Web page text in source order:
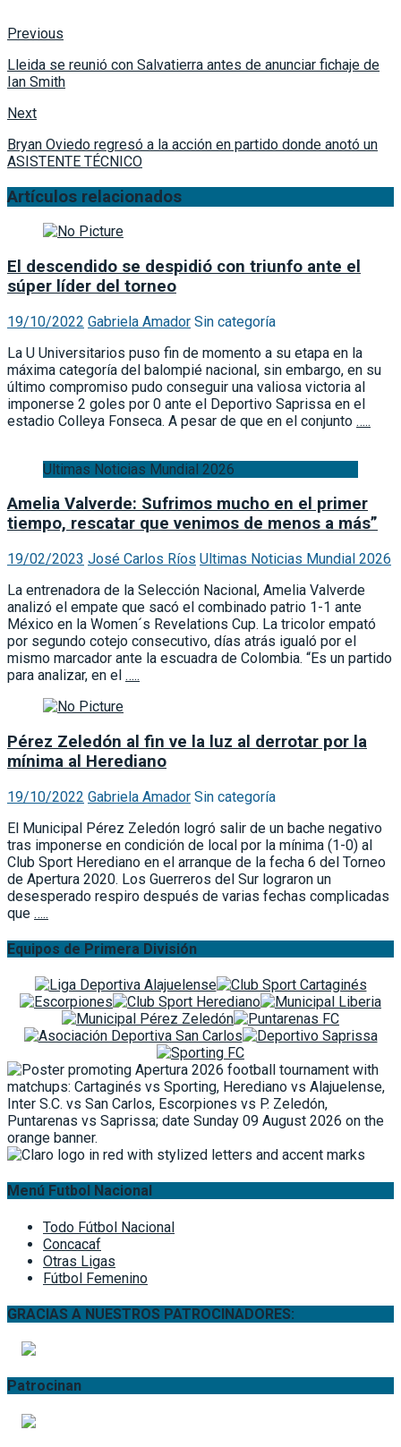
Previous
Lleida se reunió con Salvatierra antes de anunciar fichaje de
Ian Smith
Next
Bryan Oviedo regresó a la acción en partido donde anotó un
ASISTENTE TÉCNICO
Artículos relacionados
El descendido se despidió con triunfo ante el
súper líder del torneo
19/10/2022 Gabriela Amador Sin categoría
La U Universitarios puso fin de momento a su etapa en la
máxima categoría del balompié nacional, sin embargo, en su
último compromiso pudo conseguir una valiosa victoria al
imponerse 2 goles por 0 ante el Deportivo Saprissa en el
estadio Colleya Fonseca. A pesar de que en el conjunto …..
Ultimas Noticias Mundial 2026
Amelia Valverde: Sufrimos mucho en el primer
tiempo, rescatar que venimos de menos a más”
19/02/2023 José Carlos Ríos Ultimas Noticias Mundial 2026
La entrenadora de la Selección Nacional, Amelia Valverde
analizó el empate que sacó el combinado patrio 1-1 ante
México en la Women´s Revelations Cup. La tricolor empató
por segundo cotejo consecutivo, días atrás igualó por el
mismo marcador ante la escuadra de Colombia. “Es un partido
para analizar, en el …..
Pérez Zeledón al fin ve la luz al derrotar por la
mínima al Herediano
19/10/2022 Gabriela Amador Sin categoría
El Municipal Pérez Zeledón logró salir de un bache negativo
tras imponerse en condición de local por la mínima (1-0) al
Club Sport Herediano en el arranque de la fecha 6 del Torneo
de Apertura 2020. Los Guerreros del Sur lograron un
desesperado respiro después de varias fechas complicadas
que …..
Equipos de Primera División
Menú Futbol Nacional
Todo Fútbol Nacional
Concacaf
Otras Ligas
Fútbol Femenino
GRACIAS A NUESTROS PATROCINADORES:
Patrocinan